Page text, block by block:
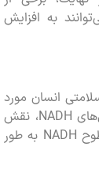
به افزایش
مورد
نیاز است. این تحقیقات باید بر روی اثرات مکمل‌های NADH، نقش
NADH در بیماری‌های خاص و راه‌های افزایش سطوح NADH به طور